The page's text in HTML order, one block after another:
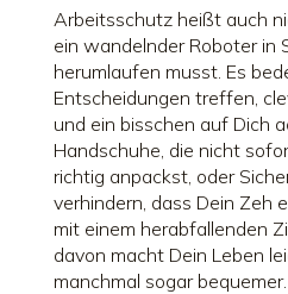
Arbeitsschutz heißt auch
ein wandelnder Roboter in
herumlaufen musst. Es
Entscheidungen treffen,
und ein bisschen auf Dich
Handschuhe, die nicht
richtig anpackst, oder
verhindern, dass Dein Zeh
mit einem herabfallenden
davon macht Dein Leben
manchmal sogar bequemer.